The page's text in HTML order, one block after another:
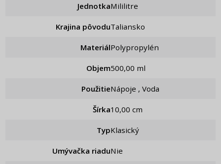
Jednotka Mililitre
Krajina pôvodu Taliansko
Materiál Polypropylén
Objem 500,00 ml
Použitie nápoje , Voda
Šírka 10,00 cm
Typ Klasický
Umývačka riadu Nie